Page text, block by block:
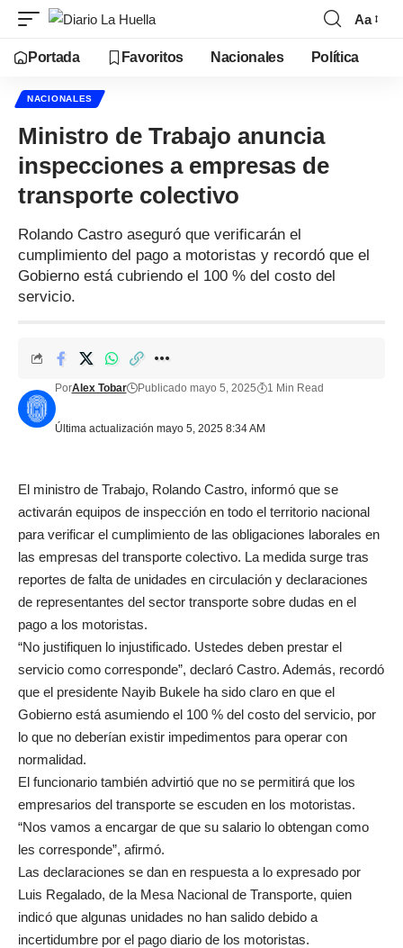
Aa
Portada Favoritos Nacionales Política
NACIONALES
Ministro de Trabajo anuncia
inspecciones a empresas de
transporte colectivo
Rolando Castro aseguró que verificarán el
cumplimiento del pago a motoristas y recordó que el
Gobierno está cubriendo el 100 % del costo del
servicio.
Última actualización mayo 5, 2025 8:34 AM
PorAlex Tobar Publicado mayo 5, 2025 1 Min Read
El ministro de Trabajo, Rolando Castro, informó que se
activarán equipos de inspección en todo el territorio nacional
para verificar el cumplimiento de las obligaciones laborales en
las empresas del transporte colectivo. La medida surge tras
reportes de falta de unidades en circulación y declaraciones
de representantes del sector transporte sobre dudas en el
pago a los motoristas.
“No justifiquen lo injustificado. Ustedes deben prestar el
servicio como corresponde”, declaró Castro. Además, recordó
que el presidente Nayib Bukele ha sido claro en que el
Gobierno está asumiendo el 100 % del costo del servicio, por
lo que no deberían existir impedimentos para operar con
normalidad.
El funcionario también advirtió que no se permitirá que los
empresarios del transporte se escuden en los motoristas.
“Nos vamos a encargar de que su salario lo obtengan como
les corresponde”, afirmó.
Las declaraciones se dan en respuesta a lo expresado por
Luis Regalado, de la Mesa Nacional de Transporte, quien
indicó que algunas unidades no han salido debido a
incertidumbre por el pago diario de los motoristas.